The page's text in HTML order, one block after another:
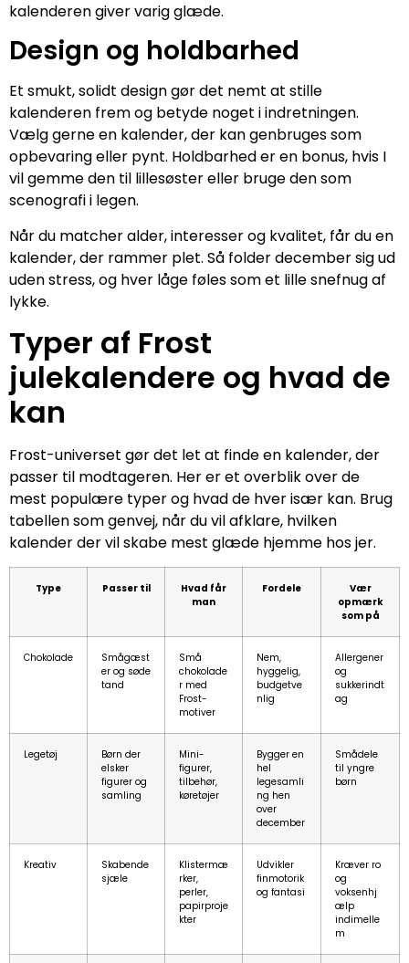
kalenderen giver varig glæde.
Design og holdbarhed
Et smukt, solidt design gør det nemt at stille
kalenderen frem og betyde noget i indretningen.
Vælg gerne en kalender, der kan genbruges som
opbevaring eller pynt. Holdbarhed er en bonus, hvis I
vil gemme den til lillesøster eller bruge den som
scenografi i legen.
Når du matcher alder, interesser og kvalitet, får du en
kalender, der rammer plet. Så folder december sig ud
uden stress, og hver låge føles som et lille snefnug af
lykke.
Typer af Frost
julekalendere og hvad de
kan
Frost-universet gør det let at finde en kalender, der
passer til modtageren. Her er et overblik over de
mest populære typer og hvad de hver især kan. Brug
tabellen som genvej, når du vil afklare, hvilken
kalender der vil skabe mest glæde hjemme hos jer.
Type Passer til
Hvad får
man
Fordele
Vær
opmærk
som på
Chokolade
Smågæst
er og søde
tand
Små
chokolade
r med
Frost-
motiver
Nem,
hyggelig,
budgetve
nlig
Allergener
og
sukkerindt
ag
Legetøj
Børn der
elsker
figurer og
samling
Mini-
figurer,
tilbehør,
køretøjer
Bygger en
hel
legesamli
ng hen
over
december
Smådele
til yngre
børn
Kreativ
Skabende
sjæle
Klistermæ
rker,
perler,
papirproje
kter
Udvikler
finmotorik
og fantasi
Kræver ro
og
voksenhj
ælp
indimelle
m